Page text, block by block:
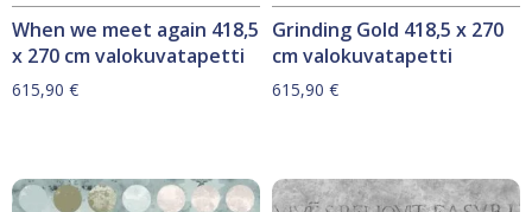
When we meet again 418,5
x 270 cm valokuvatapetti
615,90 €
Grinding Gold 418,5 x 270
cm valokuvatapetti
615,90 €